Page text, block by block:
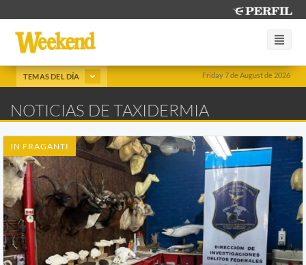
Friday 7 de August de 2026
TEMAS DEL DÍA
NOTICIAS DE TAXIDERMIA
IN FRAGANTI